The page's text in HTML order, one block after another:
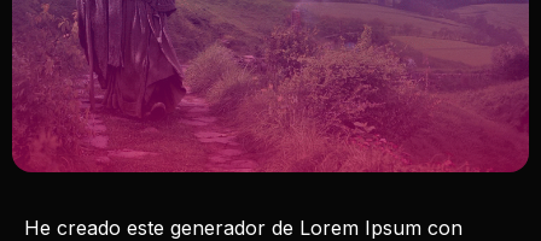
He creado este generador de Lorem Ipsum con